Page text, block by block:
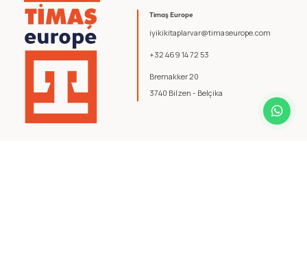
Timaş Europe
iyikikitaplarvar@timaseurope.com
+32 469 14 72 53
Bremakker 20
3740 Bilzen - Belçika